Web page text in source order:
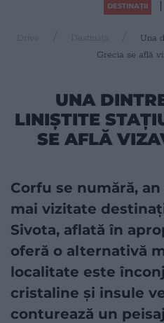
DESTINAȚII
Drive
Una
Grecia se află
UNA
LINIȘTITE
SE AFLĂ
Corfu se numără,
mai vizitate
Sivota, aflată în
oferă o alternativă
localitate este
cristaline și insule
conturează un